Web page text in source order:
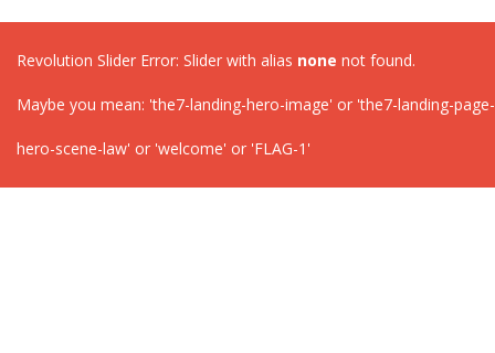
Revolution Slider Error: Slider with alias none not found.
Maybe you mean: 'the7-landing-hero-image' or 'the7-landing-
hero-scene-law' or 'welcome' or 'FLAG-1'